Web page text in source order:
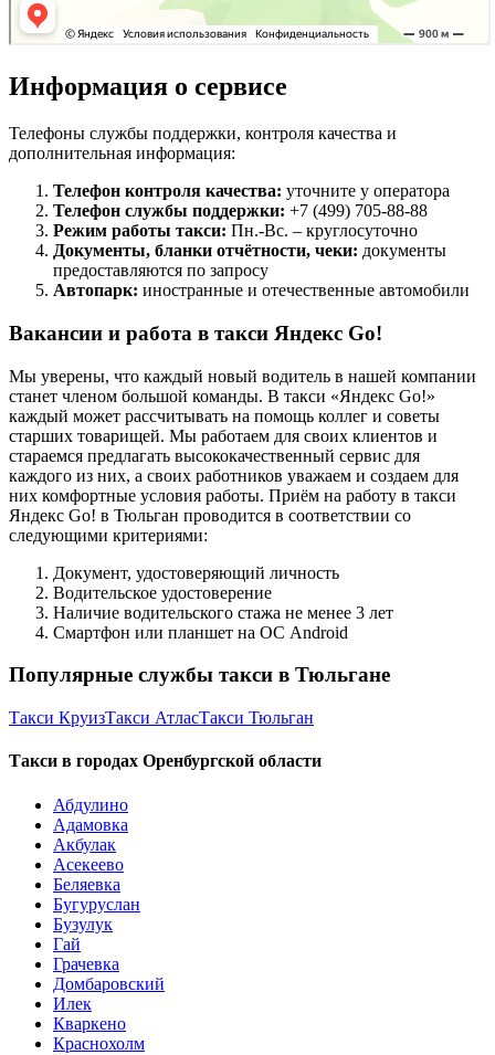
Информация о сервисе
Телефоны службы поддержки, контроля качества и
дополнительная информация:
Телефон контроля качества: уточните у оператора
Телефон службы поддержки: +7 (499) 705-88-88
Режим работы такси: Пн.-Вс. – круглосуточно
Документы, бланки отчётности, чеки: документы
предоставляются по запросу
Автопарк: иностранные и отечественные автомобили
Вакансии и работа в такси Яндекс Go!
Мы уверены, что каждый новый водитель в нашей компании
станет членом большой команды. В такси «Яндекс Go!»
каждый может рассчитывать на помощь коллег и советы
старших товарищей. Мы работаем для своих клиентов и
стараемся предлагать высококачественный сервис для
каждого из них, а своих работников уважаем и создаем для
них комфортные условия работы. Приём на работу в такси
Яндекс Go! в Тюльган проводится в соответствии со
следующими критериями:
Документ, удостоверяющий личность
Водительское удостоверение
Наличие водительского стажа не менее 3 лет
Смартфон или планшет на ОС Android
Популярные службы такси в Тюльгане
Такси КруизТакси АтласТакси Тюльган
Такси в городах Оренбургской области
Абдулино
Адамовка
Акбулак
Асекеево
Беляевка
Бугуруслан
Бузулук
Гай
Грачевка
Домбаровский
Илек
Кваркено
Краснохолм